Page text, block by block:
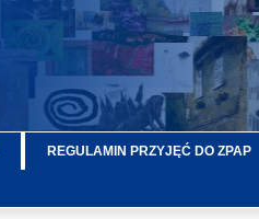
REGULAMIN PRZYJĘĆ DO ZPAP